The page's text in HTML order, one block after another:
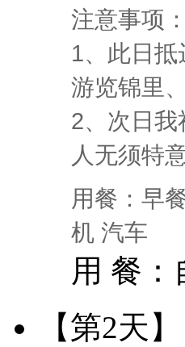
注意事项：
1、此日
游览锦里
2、次日
人无须特
用餐：早
机 汽车
用 餐：
【第2天】